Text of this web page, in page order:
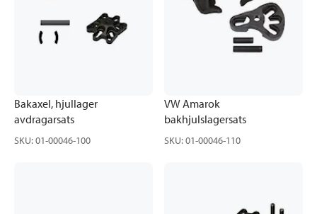
Bakaxel, hjullager
avdragarsats
SKU:01-00046-100
VW Amarok
bakhjulslagersats
SKU:01-00046-110